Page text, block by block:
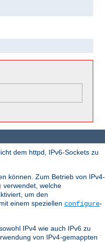
dem httpd, IPv6-Sockets zu
können. Zum Betrieb von IPv4-
verwendet, welche
um den
einem speziellen configure-
IPv4 wie auch IPv6 zu
von IPv4-gemappten